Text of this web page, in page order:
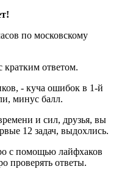
по московскому
кратким ответом.
- куча ошибок в 1-й
минус балл.
и сил, друзья, вы
12 задач, выдохлись.
с помощью лайфхаков
проверять ответы.